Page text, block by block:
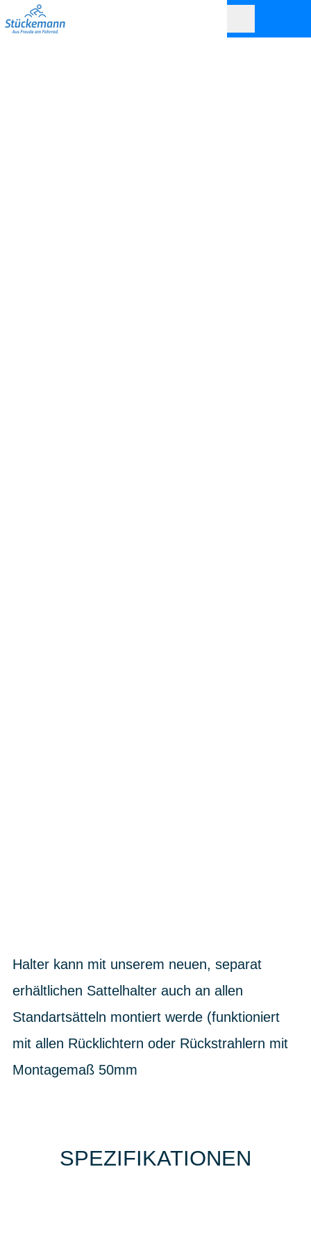
Halter kann mit unserem neuen, separat
erhältlichen Sattelhalter auch an allen
Standartsätteln montiert werde (funktioniert
mit allen Rücklichtern oder Rückstrahlern mit
Montagemaß 50mm
SPEZIFIKATIONEN